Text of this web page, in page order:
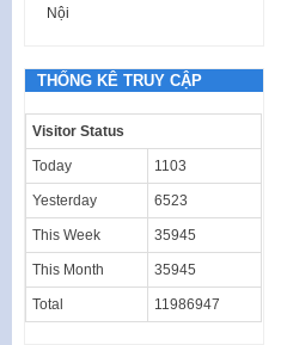
Nội
THỐNG KÊ TRUY CẬP
Visitor Status
Today 1103
Yesterday 6523
This Week 35945
This Month 35945
Total 11986947